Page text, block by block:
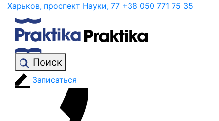
Харьков, проспект Науки, 77 +38 050 771 75 35
Поиск
Записаться